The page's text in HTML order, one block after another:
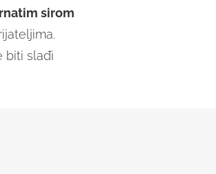
sirom
biti slađi